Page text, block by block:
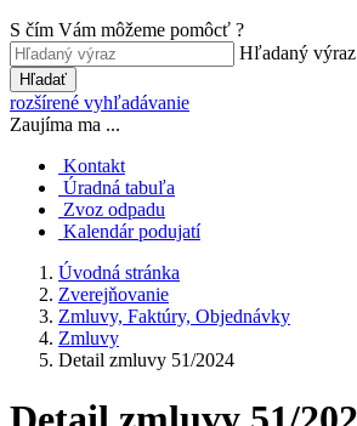
S čím Vám môžeme pomôcť ?
Hľadaný výraz
Hľadať
rozšírené vyhľadávanie
Zaujíma ma ...
Kontakt
Úradná tabuľa
Zvoz odpadu
Kalendár podujatí
Úvodná stránka
Zverejňovanie
Zmluvy, Faktúry, Objednávky
Zmluvy
Detail zmluvy 51/2024